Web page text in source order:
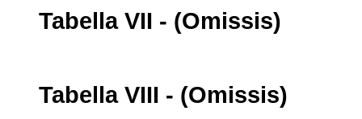
Tabella VII - (Omissis)
Tabella VIII - (Omissis)